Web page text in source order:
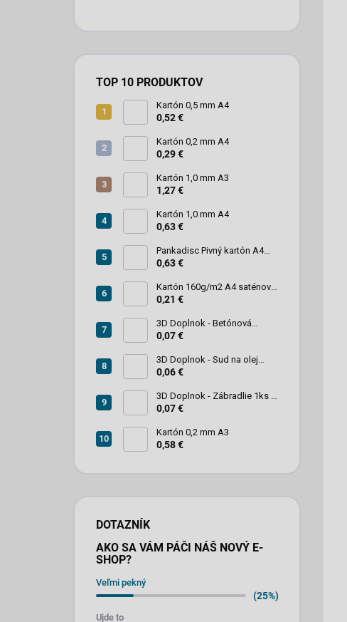
TOP 10 PRODUKTOV
Kartón 0,5 mm A4
0,52 €
Kartón 0,2 mm A4
0,29 €
Kartón 1,0 mm A3
1,27 €
Kartón 1,0 mm A4
0,63 €
Pankadisc Pivný kartón A4
1mm 420g
0,63 €
Kartón 160g/m2 A4 saténový
biely povrch
0,21 €
3D Doplnok - Betónová
zábrana 1ks
0,07 €
3D Doplnok - Sud na olej
kovový 250L - 1ks
0,06 €
3D Doplnok - Zábradlie 1ks +
stojan 2ks
0,07 €
Kartón 0,2 mm A3
0,58 €
DOTAZNÍK
AKO SA VÁM PÁČI NÁŠ NOVÝ E-
SHOP?
Veľmi pekný
(25%)
Ujde to